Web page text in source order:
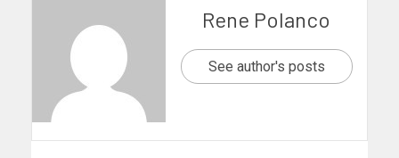
Rene Polanco
See author's posts